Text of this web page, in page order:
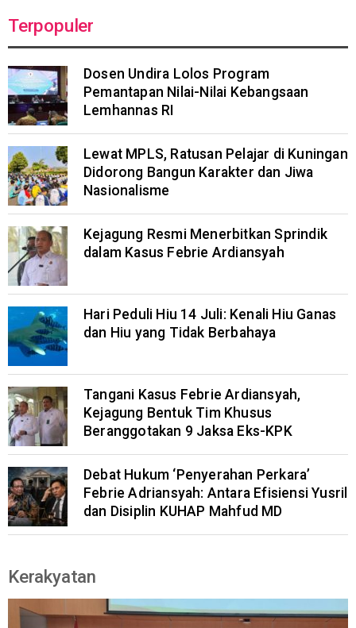
Terpopuler
Dosen Undira Lolos Program
Pemantapan Nilai-Nilai Kebangsaan
Lemhannas RI
Lewat MPLS, Ratusan Pelajar di Kuningan
Didorong Bangun Karakter dan Jiwa
Nasionalisme
Kejagung Resmi Menerbitkan Sprindik
dalam Kasus Febrie Ardiansyah
Hari Peduli Hiu 14 Juli: Kenali Hiu Ganas
dan Hiu yang Tidak Berbahaya
Tangani Kasus Febrie Ardiansyah,
Kejagung Bentuk Tim Khusus
Beranggotakan 9 Jaksa Eks-KPK
Debat Hukum ‘Penyerahan Perkara’
Febrie Adriansyah: Antara Efisiensi Yusril
dan Disiplin KUHAP Mahfud MD
Kerakyatan